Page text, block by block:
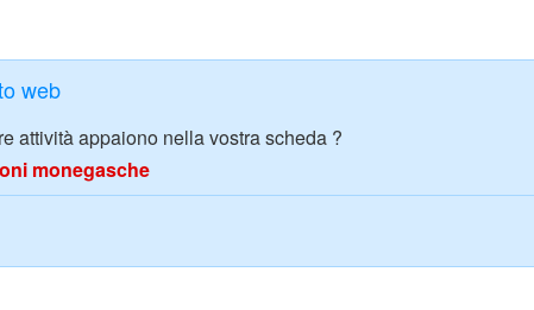
web
attività appaiono nella vostra scheda ?
monegasche